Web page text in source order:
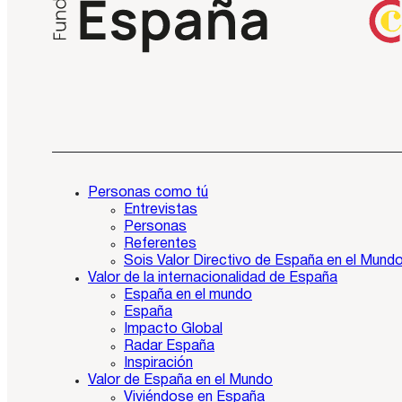
Personas como tú
Entrevistas
Personas
Referentes
Sois Valor Directivo de España en el
Valor de la internacionalidad de España
España en el mundo
España
Impacto Global
Radar España
Inspiración
Valor de España en el Mundo
Viviéndose en España